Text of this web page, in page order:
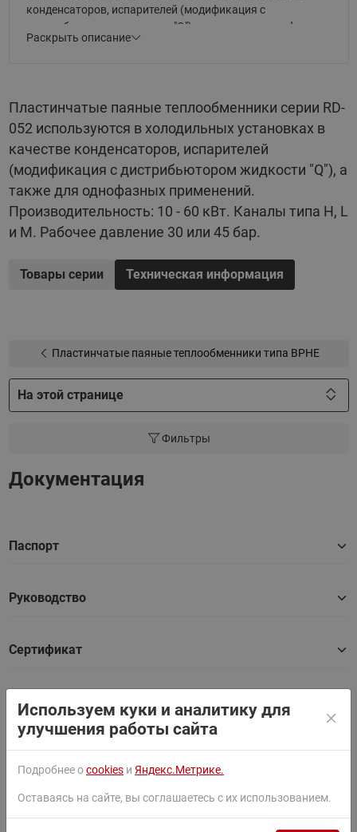
конденсаторов, испарителей (модификация с
дистрибьютором жидкости "Q"), а также для однофазных
применений. Производительность: 10 - 60 кВт. Каналы
Раскрыть описание
Пластинчатые паяные теплообменники серии RD-
052 используются в холодильных установках в
качестве конденсаторов, испарителей
(модификация с дистрибьютором жидкости "Q"), а
также для однофазных применений.
Производительность: 10 - 60 кВт. Каналы типа H, L
и M. Рабочее давление 30 или 45 бар.
Товары серии Техническая информация
Пластинчатые паяные теплообменники типа BPHE
На этой странице
Фильтры
Документация
Паспорт
Руководство
Сертификат
2D Чертеж
Письмо о замене
Каталог
Используем куки и аналитику для
улучшения работы сайта
Подробнее оcookies и Яндекс.Метрике.
Оставаясь на сайте, вы соглашаетесь с их использованием.